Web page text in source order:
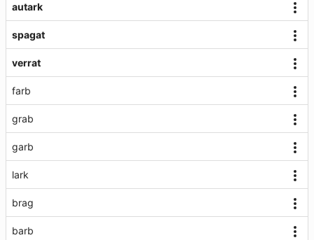
autark
spagat
verrat
farb
grab
garb
lark
brag
barb